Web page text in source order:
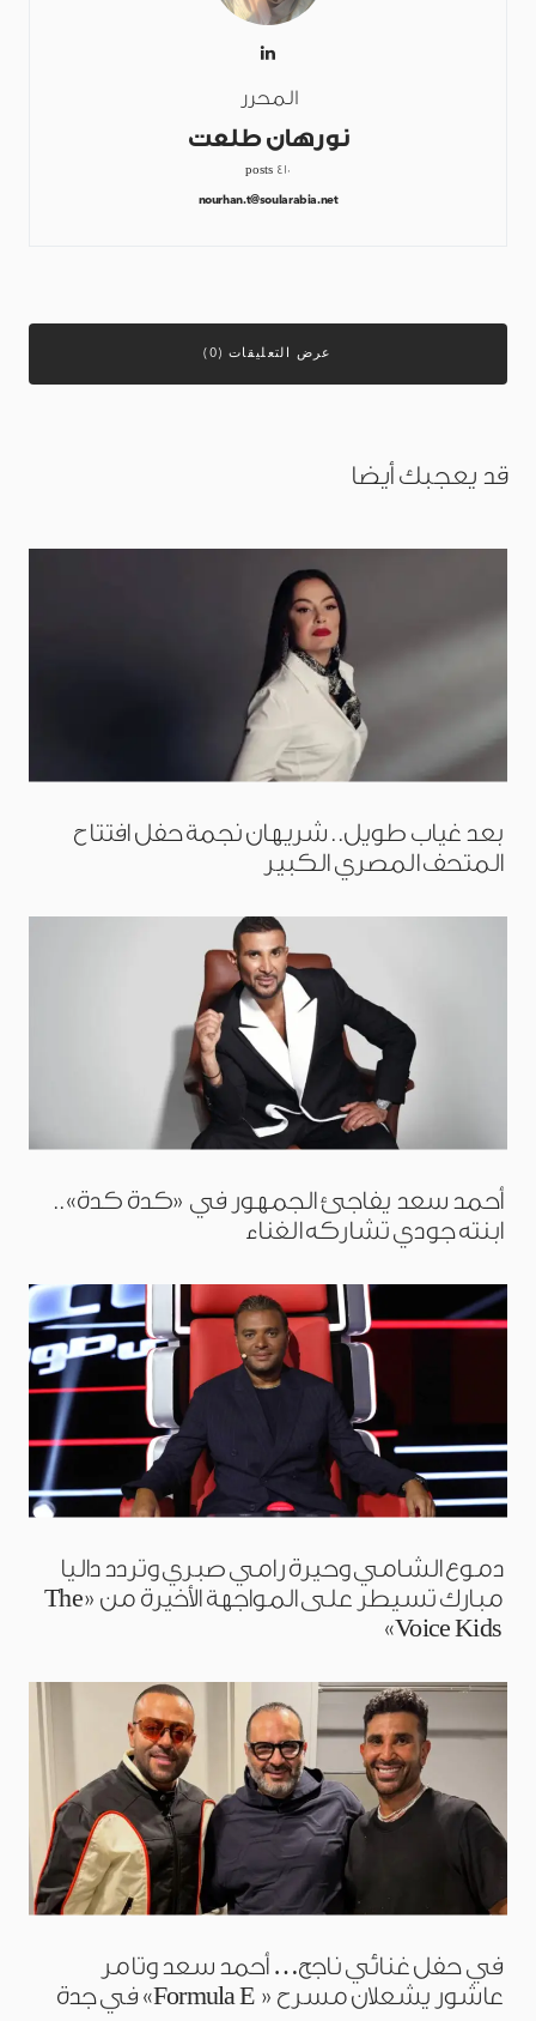
المحرر
نورهان طلعت
410 posts
nourhan.t@soularabia.net
عرض التعليقات (0)
قد يعجبك أيضا
بعد غياب طويل.. شريهان نجمة حفل افتتاح
المتحف المصري الكبير
أحمد سعد يفاجئ الجمهور في «كدة كدة»..
ابنته جودي تشاركه الغناء
دموع الشامي وحيرة رامي صبري وتردد داليا
مبارك تسيطر على المواجهة الأخيرة من «The
Voice Kids»
في حفل غنائي ناجح… أحمد سعد وتامر
عاشور يشعلان مسرح « Formula E» في جدة